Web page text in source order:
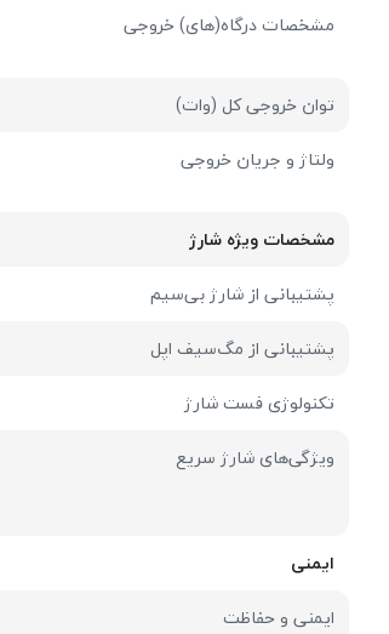
مشخصات درگاه(های) خروجی
توان خروجی کل (وات)
ولتاژ و جریان خروجی
مشخصات ویژه شارژ
پشتیبانی از شارژ بی‌سیم
پشتیبانی از مگ‌سیف اپل
تکنولوژی فست شارژ
ویژگی‌های شارژ سریع
ایمنی
ایمنی و حفاظت